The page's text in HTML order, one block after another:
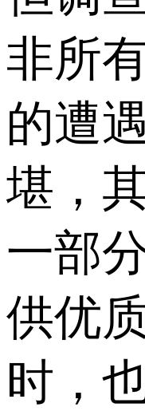
非所
的遭
堪，
一部
供优
时，